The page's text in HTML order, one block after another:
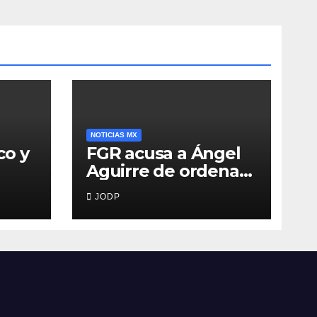
y
NOTICIAS MX
FGR acusa a Ángel
Aguirre de ordenar
destruir videos
clave del caso
Ayotzinapa
JODP